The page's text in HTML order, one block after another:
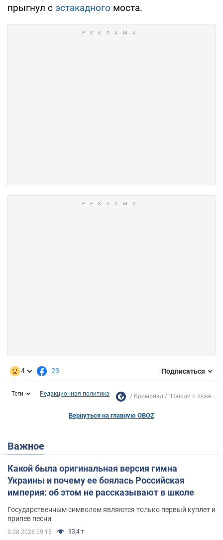
прыгнул с эстакадного моста.
4 23 Подписаться
Теги Редакционная политика Криминал "Нашли в луже...
Вернуться на главную OBOZ
Важное
Какой была оригинальная версия гимна
Украины и почему ее боялась Российская
империя: об этом не рассказывают в школе
Государственным символом являются только первый куплет и
припев песни
9.08.2026 09:15 33,4 т.